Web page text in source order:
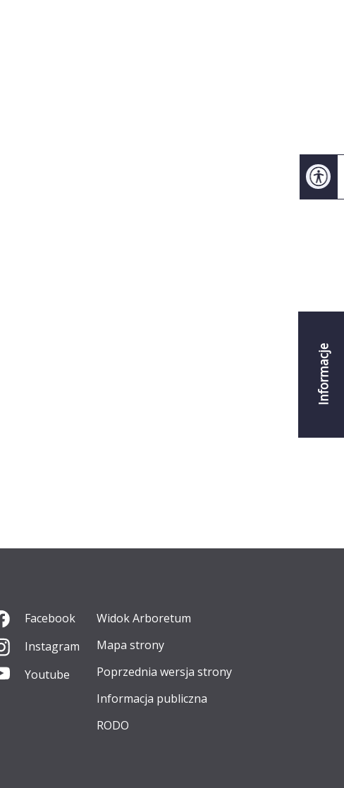
Informacje
Facebook
Instagram
Youtube
Widok Arboretum
Mapa strony
Poprzednia wersja strony
Informacja publiczna
RODO